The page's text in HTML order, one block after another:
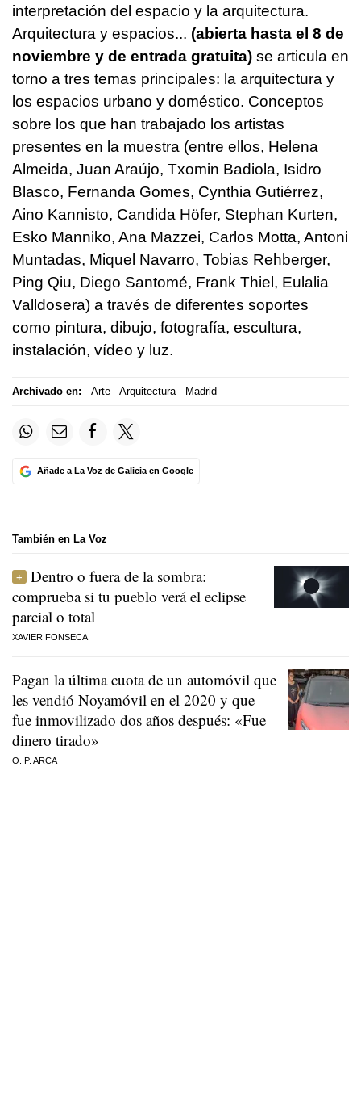
interpretación del espacio y la arquitectura.
Arquitectura y espacios... (abierta hasta el 8 de
noviembre y de entrada gratuita) se articula en
torno a tres temas principales: la arquitectura y
los espacios urbano y doméstico. Conceptos
sobre los que han trabajado los artistas
presentes en la muestra (entre ellos, Helena
Almeida, Juan Araújo, Txomin Badiola, Isidro
Blasco, Fernanda Gomes, Cynthia Gutiérrez,
Aino Kannisto, Candida Höfer, Stephan Kurten,
Esko Manniko, Ana Mazzei, Carlos Motta, Antoni
Muntadas, Miquel Navarro, Tobias Rehberger,
Ping Qiu, Diego Santomé, Frank Thiel, Eulalia
Valldosera) a través de diferentes soportes
como pintura, dibujo, fotografía, escultura,
instalación, vídeo y luz.
Archivado en: Arte Arquitectura Madrid
Añade a La Voz de Galicia en Google
También en La Voz
Dentro o fuera de la sombra:
comprueba si tu pueblo verá el eclipse
parcial o total
XAVIER FONSECA
Pagan la última cuota de un automóvil que
les vendió Noyamóvil en el 2020 y que
fue inmovilizado dos años después: «Fue
dinero tirado»
O. P. ARCA